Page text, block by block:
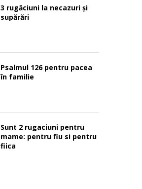
3 rugăciuni la necazuri și
supărări
Psalmul 126 pentru pacea
în familie
Sunt 2 rugaciuni pentru
mame: pentru fiu si pentru
fiica